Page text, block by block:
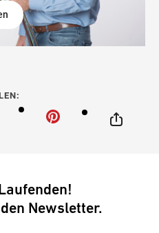
Newsletter.